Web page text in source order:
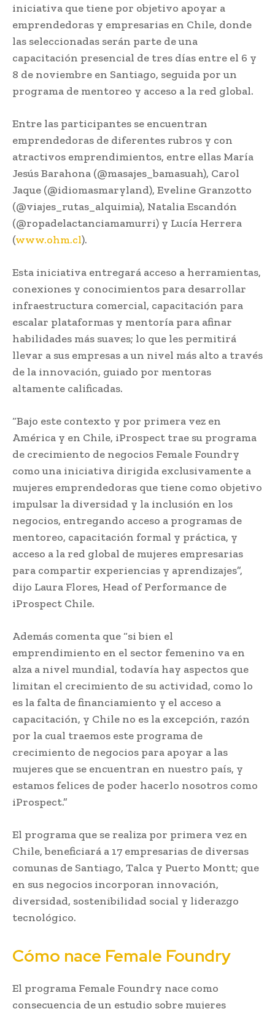
iniciativa que tiene por objetivo apoyar a
emprendedoras y empresarias en Chile, donde
las seleccionadas serán parte de una
capacitación presencial de tres días entre el 6 y
8 de noviembre en Santiago, seguida por un
programa de mentoreo y acceso a la red global.
Entre las participantes se encuentran
emprendedoras de diferentes rubros y con
atractivos emprendimientos, entre ellas María
Jesús Barahona (@masajes_bamasuah), Carol
Jaque (@idiomasmaryland), Eveline Granzotto
(@viajes_rutas_alquimia), Natalia Escandón
(@ropadelactanciamamurri) y Lucía Herrera
(www.ohm.cl).
Esta iniciativa entregará acceso a herramientas,
conexiones y conocimientos para desarrollar
infraestructura comercial, capacitación para
escalar plataformas y mentoría para afinar
habilidades más suaves; lo que les permitirá
llevar a sus empresas a un nivel más alto a través
de la innovación, guiado por mentoras
altamente calificadas.
“Bajo este contexto y por primera vez en
América y en Chile, iProspect trae su programa
de crecimiento de negocios Female Foundry
como una iniciativa dirigida exclusivamente a
mujeres emprendedoras que tiene como objetivo
impulsar la diversidad y la inclusión en los
negocios, entregando acceso a programas de
mentoreo, capacitación formal y práctica, y
acceso a la red global de mujeres empresarias
para compartir experiencias y aprendizajes”,
dijo Laura Flores, Head of Performance de
iProspect Chile.
Además comenta que “si bien el
emprendimiento en el sector femenino va en
alza a nivel mundial, todavía hay aspectos que
limitan el crecimiento de su actividad, como lo
es la falta de financiamiento y el acceso a
capacitación, y Chile no es la excepción, razón
por la cual traemos este programa de
crecimiento de negocios para apoyar a las
mujeres que se encuentran en nuestro país, y
estamos felices de poder hacerlo nosotros como
iProspect.”
El programa que se realiza por primera vez en
Chile, beneficiar­­á a 17 empresarias de diversas
comunas de Santiago, Talca y Puerto Montt; que
en sus negocios incorporan innovación,
diversidad, sostenibilidad social y liderazgo
tecnológico.
Cómo nace Female Foundry
El programa Female Foundry nace como
consecuencia de un estudio sobre mujeres